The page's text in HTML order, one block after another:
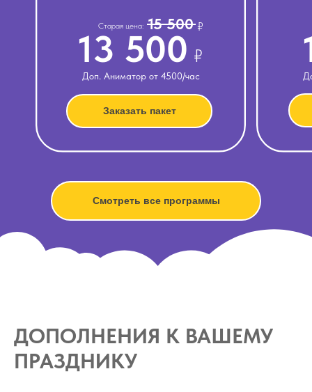
15 500 ₽
Старая цена:
13 500 ₽
Заказать пакет
Доп. Аниматор от 4500/час
Смотреть все программы
ДОПОЛНЕНИЯ К ВАШЕМУ
ПРАЗДНИКУ